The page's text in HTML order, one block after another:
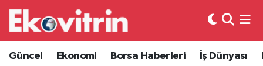
Güncel Ekonomi Borsa Haberleri İş Dünyası
Güncel
Hava Durumu